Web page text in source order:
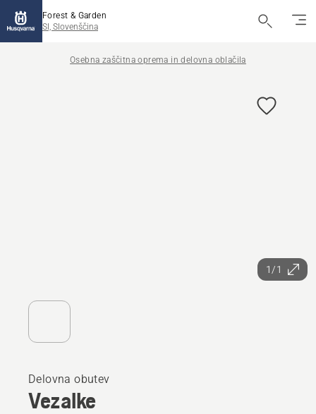
Forest & Garden
SI, Slovenščina
Osebna zaščitna oprema in delovna oblačila
1/1
Delovna obutev
Vezalke